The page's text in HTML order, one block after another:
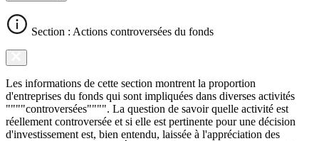
Section : Actions controversées du fonds
Les informations de cette section montrent la proportion
d'entreprises du fonds qui sont impliquées dans diverses activités
""""controversées"""". La question de savoir quelle activité est
réellement controversée et si elle est pertinente pour une décision
d'investissement est, bien entendu, laissée à l'appréciation des